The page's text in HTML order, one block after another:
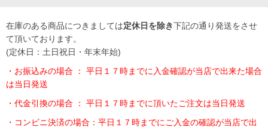
在庫のある商品につきましては定休日を除き下記の通り発送をさせ
て頂いております。
(定休日：土日祝日・年末年始)
・お振込みの場合 ： 平日１７時までに入金確認が当店で出来た場合
は当日発送
・代金引換の場合 ： 平日１７時までに頂いたご注文は当日発送
・コンビニ決済の場合：平日１７時までにご入金の確認が当店で出